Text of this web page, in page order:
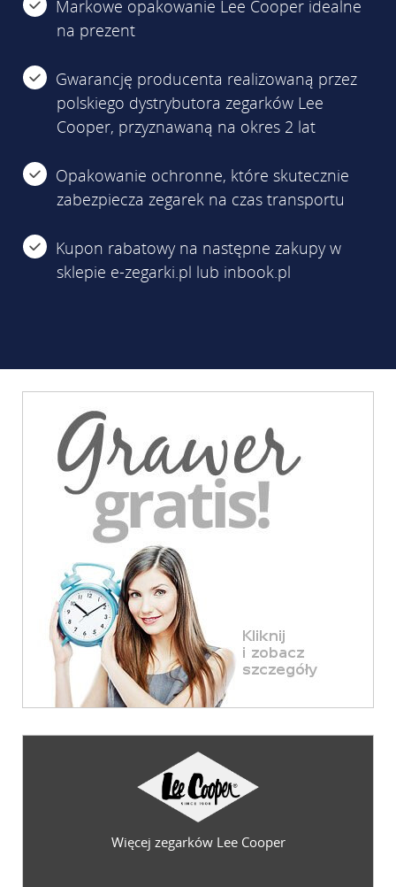
Markowe opakowanie Lee Cooper idealne
na prezent
Gwarancję producenta realizowaną przez
polskiego dystrybutora zegarków Lee
Cooper, przyznawaną na okres 2 lat
Opakowanie ochronne, które skutecznie
zabezpiecza zegarek na czas transportu
Kupon rabatowy na następne zakupy w
sklepie e-zegarki.pl lub inbook.pl
Więcej zegarków Lee Cooper